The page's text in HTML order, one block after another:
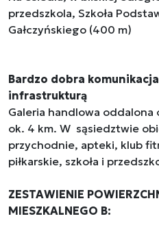
przedszkola, Szkoła
Gałczyńskiego (400 m)
Bardzo dobra
infrastrukturą
Galeria handlowa oddalona
ok. 4 km. W sąsiedztwie
przychodnie, apteki, klub
piłkarskie, szkoła i
ZESTAWIENIE
MIESZKALNEGO B: